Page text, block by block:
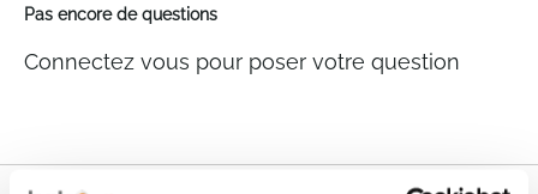
Pas encore de questions
Connectez vous pour poser votre question